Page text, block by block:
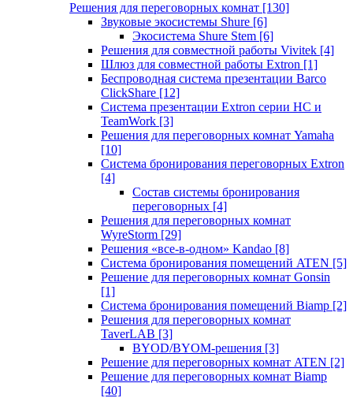
Решения для переговорных комнат [130]
Звуковые экосистемы Shure [6]
Экосистема Shure Stem [6]
Решения для совместной работы Vivitek [4]
Шлюз для совместной работы Extron [1]
Беспроводная система презентации Barco
ClickShare [12]
Система презентации Extron серии HC и
TeamWork [3]
Решения для переговорных комнат Yamaha
[10]
Система бронирования переговорных Extron
[4]
Состав системы бронирования
переговорных [4]
Решения для переговорных комнат
WyreStorm [29]
Решения «все-в-одном» Kandao [8]
Система бронирования помещений ATEN [5]
Решение для переговорных комнат Gonsin
[1]
Система бронирования помещений Biamp [2]
Решения для переговорных комнат
TaverLAB [3]
BYOD/BYOM-решения [3]
Решение для переговорных комнат ATEN [2]
Решение для переговорных комнат Biamp
[40]